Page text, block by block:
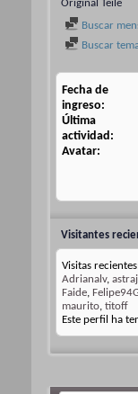
Original Teile
Buscar
Buscar
Fecha de
ingreso
Última
actividad
Avatar
Visitantes
Visitas
Adrianalv,
Faide,
maurito, titoff
Este perfil ha